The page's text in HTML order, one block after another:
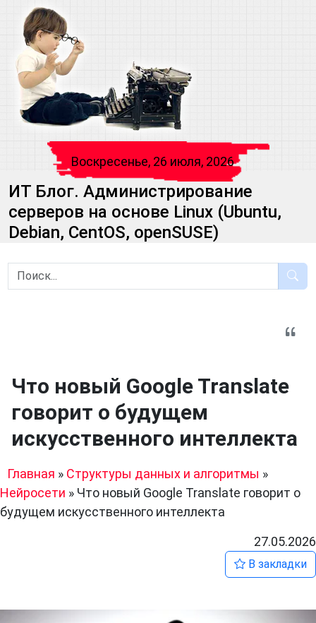
Воскресенье, 26 июля, 2026
ИТ Блог. Администрирование
серверов на основе Linux (Ubuntu,
Debian, CentOS, openSUSE)
Что новый Google Translate
говорит о будущем
искусственного интеллекта
Главная » Структуры данных и алгоритмы »
Нейросети » Что новый Google Translate говорит о
будущем искусственного интеллекта
27.05.2026
В закладки